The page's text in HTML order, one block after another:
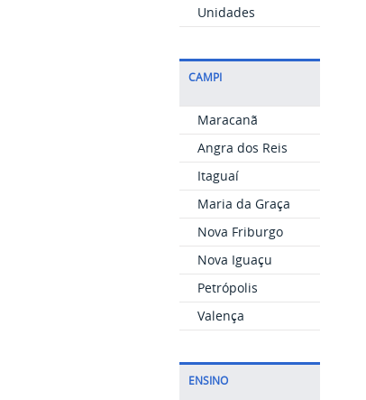
Unidades
CAMPI
Maracanã
Angra dos Reis
Itaguaí
Maria da Graça
Nova Friburgo
Nova Iguaçu
Petrópolis
Valença
ENSINO